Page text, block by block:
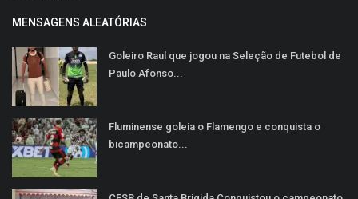
MENSAGENS ALEATÓRIAS
Goleiro Raul que jogou na Seleção de Futebol de
Paulo Afonso...
Fluminense goleia o Flamengo e conquista o
bicampeonato...